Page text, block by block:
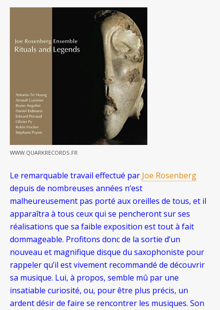
WWW.QUARKRECORDS.FR
Le remarquable travail effectué par Joe Rosenberg
depuis de nombreuses années n’est
malheureusement pas porté aux oreilles de tous, et il
apparaîtra à tous ceux qui se pencheront sur ses
réalisations que sa faible exposition est tout à fait
dommageable. Profitons donc de la sortie d’un
nouveau et magnifique disque du saxophoniste pour
rappeler qu’il est vivement recommandé de découvrir
sa musique. Lui, à propos, semble mû par une
insatiable curiosité, ou, pour être plus précis, un
ardent désir de faire se rencontrer les musiques. Son